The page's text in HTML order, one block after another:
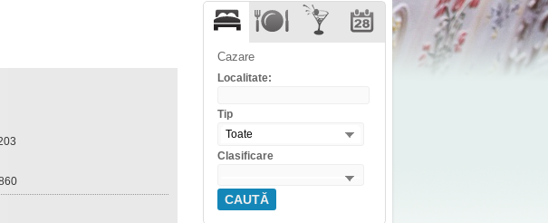
Cazare
Localitate:
Tip
Toate
Clasificare
CAUTĂ